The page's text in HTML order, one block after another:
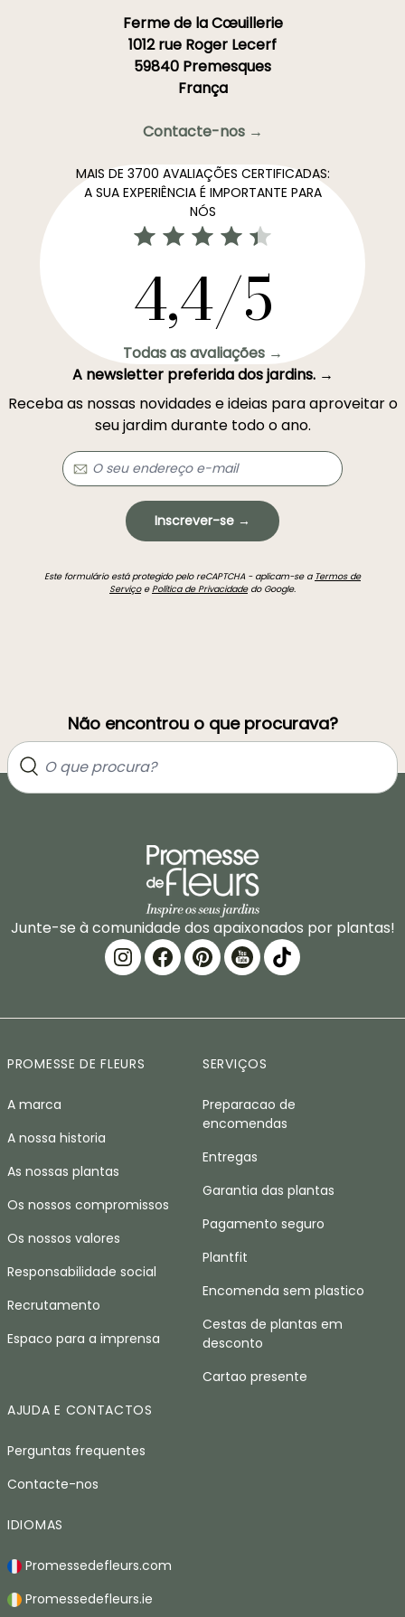
Ferme de la Cœuillerie
1012 rue Roger Lecerf
59840 Premesques
França
Contacte-nos →
MAIS DE 3700 AVALIAÇÕES CERTIFICADAS:
A SUA EXPERIÊNCIA É IMPORTANTE PARA
NÓS
4,4/5
Todas as avaliações →
A newsletter preferida dos jardins. →
Receba as nossas novidades e ideias para aproveitar o
seu jardim durante todo o ano.
Inscrever-se →
Este formulário está protegido pelo reCAPTCHA - aplicam-se a Termos de
ServiçoePolítica de Privacidadedo Google.
Não encontrou o que procurava?
Junte-se à comunidade dos apaixonados por plantas!
PROMESSE DE FLEURS
A marca
A nossa historia
As nossas plantas
Os nossos compromissos
Os nossos valores
Responsabilidade social
Recrutamento
Espaco para a imprensa
SERVIÇOS
Preparacao de
encomendas
Entregas
Garantia das plantas
Pagamento seguro
Plantfit
Encomenda sem plastico
Cestas de plantas em
desconto
Cartao presente
AJUDA E CONTACTOS
Perguntas frequentes
Contacte-nos
IDIOMAS
Promessedefleurs.com
Promessedefleurs.ie